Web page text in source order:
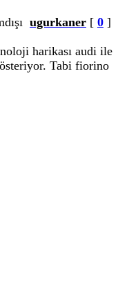
ugurkaner [ 0 ]
harikası audi ile
Tabi fiorino